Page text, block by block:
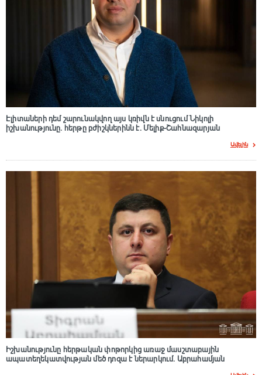
Էլիտաների դեմ շարունակվող այս կռիվն է սնուցում Նիկոլի
իշխանությունը. հերթը բժիշկներինն է. Մելիք-Շահնազարյան
Ավելին
Իշխանությունը հերթական փոթորկից առաջ մասշտաբային
ապատեղեկատվության մեծ դnզա է ներարկում․ Աբրահամյան